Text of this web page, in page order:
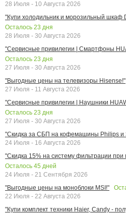
28 Июля - 10 Августа 2026
"Купи холодильник и морозильный шкаф
Осталось 23 дня
28 Июля - 30 Августа 2026
"Сервисные привилегии | Смартфоны
Осталось 23 дня
27 Июля - 30 Августа 2026
"Выгодные цены на телевизоры Hisense!"
27 Июля - 11 Августа 2026
"Сервисные привилегии | Наушники
Осталось 23 дня
27 Июля - 30 Августа 2026
"Скидка за СБП на кофемашины Philips и
24 Июля - 16 Августа 2026
"Скидка 15% на систему фильтрации при
Осталось 45 дней
24 Июля - 21 Сентября 2026
"Выгодные цены на моноблоки MSI!"
22 Июля - 22 Августа 2026
"Купи комплект техники Haier, Candy -